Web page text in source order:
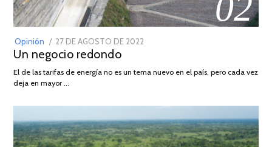
Opinión
POSTED
ON
27 DE AGOSTO DE 2022
DE
Un negocio redondo
El de las tarifas de energía no es un tema nuevo en el país, pero cada vez
deja en mayor …